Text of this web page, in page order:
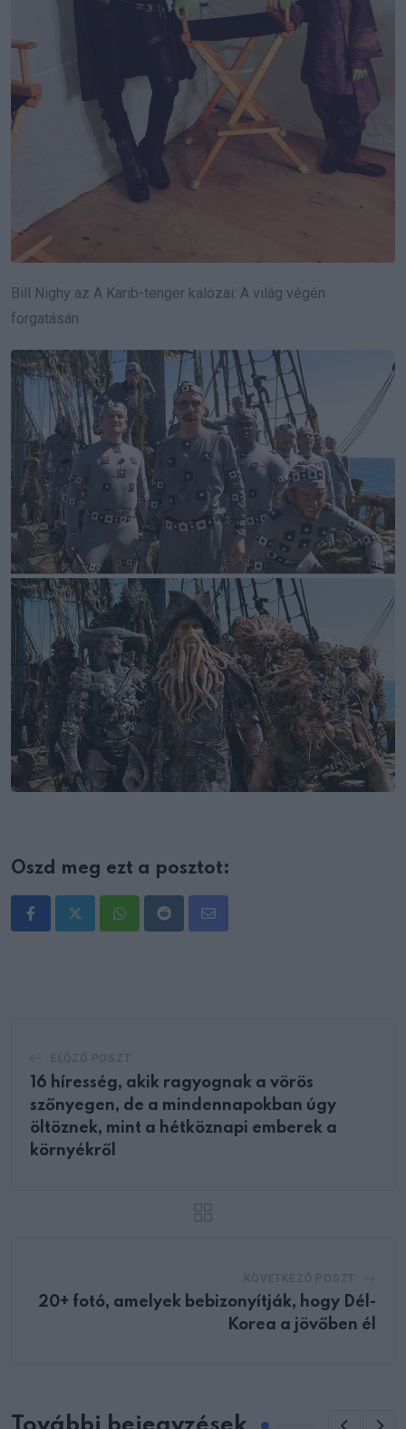
Bill Nighy az A Karib-tenger kalózai: A világ végén
forgatásán
Oszd meg ezt a posztot:
WhatsappRedditShare
16 híresség, akik ragyognak a vörös
szőnyegen, de a mindennapokban úgy
öltöznek, mint a hétköznapi emberek a
környékről
20+ fotó, amelyek bebizonyítják, hogy Dél-
Korea a jövőben él